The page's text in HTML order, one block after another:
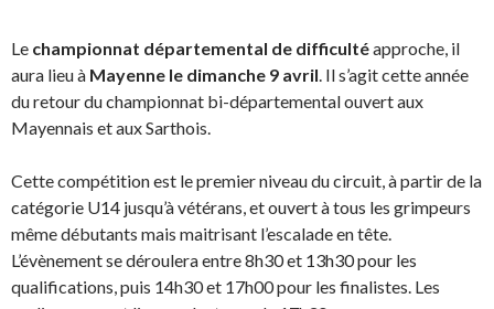
Le championnat départemental de difficultéapproche, il
aura lieu à Mayenne le dimanche 9 avril. Il s’agit cette année
du retour du championnat bi-départemental ouvert aux
Mayennais et aux Sarthois.
Cette compétition est le premier niveau du circuit, à partir de la
catégorie U14 jusqu’à vétérans, et ouvert à tous les grimpeurs
même débutants mais maitrisant l’escalade en tête.
L’évènement se déroulera entre 8h30 et 13h30 pour les
qualifications, puis 14h30 et 17h00 pour les finalistes. Les